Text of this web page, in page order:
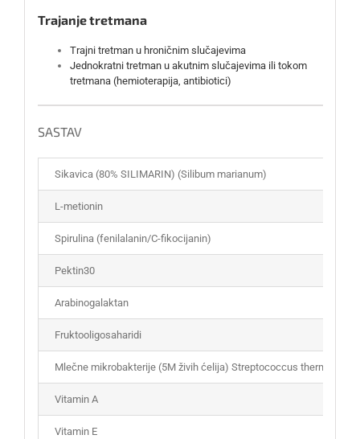
Trajanje tretmana
Trajni tretman u hroničnim slučajevima
Jednokratni tretman u akutnim slučajevima ili tokom
tretmana (hemioterapija, antibiotici)
SASTAV
Sikavica (80% SILIMARIN) (Silibum marianum)
L-metionin
Spirulina (fenilalanin/C-fikocijanin)
Pektin30
Arabinogalaktan
Fruktooligosaharidi
Mlečne mikrobakterije (5M živih ćelija) Streptococcus
Vitamin A
Vitamin E